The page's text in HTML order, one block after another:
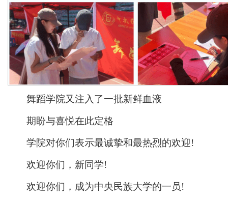
舞蹈学院又注入了一批新鲜血液
期盼与喜悦在此定格
学院对你们表示最诚挚和最热烈的欢迎!
欢迎你们，新同学!
欢迎你们，成为中央民族大学的一员!